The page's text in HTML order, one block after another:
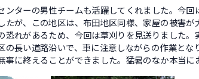
ンターの男性チームも活躍してくれました。今回
たが、この地区は、布田地区同様、家屋の被害が
恐れがあるため、今回は草刈りを見送りました。
の長い道路沿いで、車に注意しながらの作業と
に終えることができました。猛暑のなか本当に